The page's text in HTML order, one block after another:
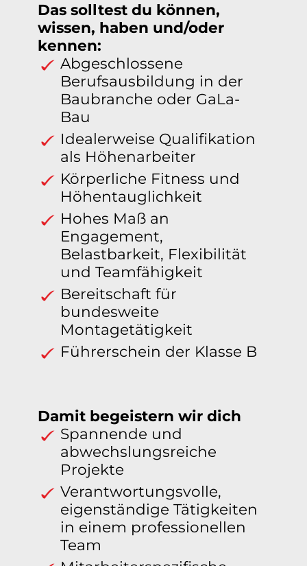
Das solltest du können,
wissen, haben und/oder
kennen:
Abgeschlossene
Berufsausbildung in der
Baubranche oder GaLa-
Bau
Idealerweise Qualifikation
als Höhenarbeiter
Körperliche Fitness und
Höhentauglichkeit
Hohes Maß an
Engagement,
Belastbarkeit, Flexibilität
und Teamfähigkeit
Bereitschaft für
bundesweite
Montagetätigkeit
Führerschein der Klasse B
Damit begeistern wir dich
Spannende und
abwechslungsreiche
Projekte
Verantwortungsvolle,
eigenständige Tätigkeiten
in einem professionellen
Team